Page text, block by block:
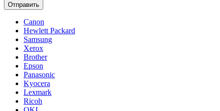
Отправить
Canon
Hewlett Packard
Samsung
Xerox
Brother
Epson
Panasonic
Kyocera
Lexmark
Ricoh